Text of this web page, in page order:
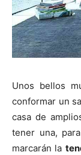
Unos bellos
conformar un
casa de
tener una,
marcarán la